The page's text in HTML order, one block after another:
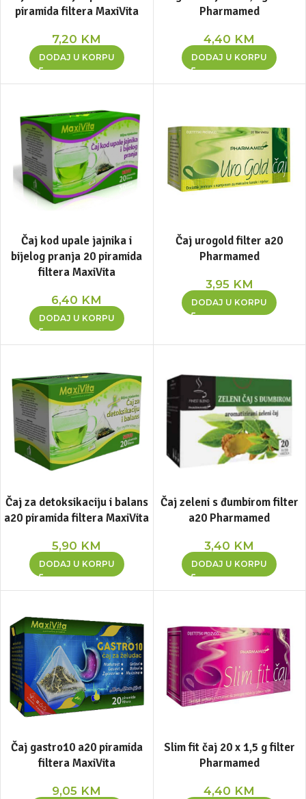
piramida filtera MaxiVita
7,20 KM
DODAJ U KORPU
Pharmamed
4,40 KM
DODAJ U KORPU
Čaj kod upale jajnika i
bijelog pranja 20 piramida
filtera MaxiVita
6,40 KM
DODAJ U KORPU
Čaj urogold filter a20
Pharmamed
3,95 KM
DODAJ U KORPU
Čaj za detoksikaciju i balans
a20 piramida filtera MaxiVita
5,90 KM
DODAJ U KORPU
Čaj zeleni s đumbirom filter
a20 Pharmamed
3,40 KM
DODAJ U KORPU
Čaj gastro10 a20 piramida
filtera MaxiVita
9,05 KM
Slim fit čaj 20 x 1,5 g filter
Pharmamed
4,40 KM